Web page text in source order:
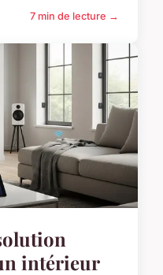
7 min de lecture →
intérieur